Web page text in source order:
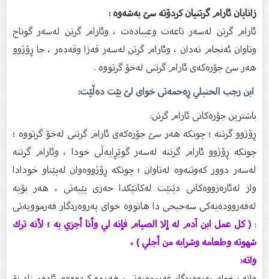
زانایان ئارام گرتنیان کردۆتە سێ بەشەوە :
ئارام گرتن لەسەر تاعەت وعیبادەت ، وئارام گرتن لەسەر گوناح
وتاوان ئەنجام نەدان ، وئارام گرتن لەسەر قەزا وقەدەر ، جا ڕۆژوو
هەر سێ جۆرەکەی ئارام گرتنی لەخۆ گرتووە .
ابن رجب الحنبلي ڕەحمەتی خوای لێ بێت دەڵێت:
باشترین جۆرەکانی ئارام گرتن:
ڕۆژوو گرتنە ؛ چونکە هەر سێ جۆرەکەی ئارام گرتنی لەخۆ گرتووە ؛
چونکە ڕۆژوو ئارام گرتنە لەسەر گوێڕایەڵی خودا ، وئارام گرتنە
لەسەر دوور کەوتنەوە لەتاوان ؛ چونکە ڕۆژووەوان لەپێناو خودادا
واز لەئارەزووەکانی دێنێت لەکاتێکدا حەزی پێیەتی ، هەر بۆیە
لەفەروودەیەکی سەحیحی دا هاتووە خوای پەروەردگار فەرموویەتی
( كل عمل ابن آدم له إلا الصيام فإنه لي وأنا أجزي به ؛ لأنه ترك
شهوته وطعامه وشرابه من أجلي ) ،
واتە: